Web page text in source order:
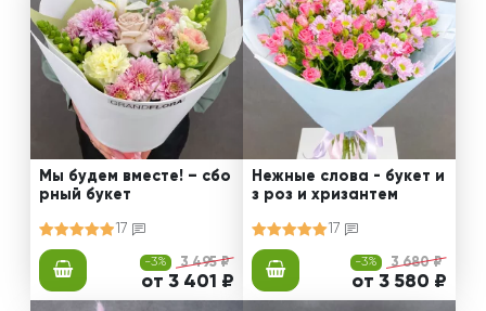
Мы будем вместе! – сбо
рный букет
17
-3% 3 495 ₽
от 3 401 ₽
Нежные слова - букет и
з роз и хризантем
17
-3% 3 680 ₽
от 3 580 ₽